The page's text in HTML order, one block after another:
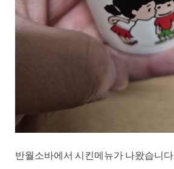
반월소바에서 시킨메뉴가 나왔습니다.